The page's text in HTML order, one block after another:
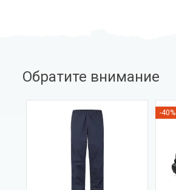
Обратите внимание
-40%